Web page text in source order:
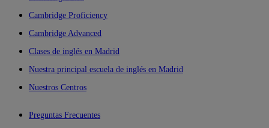
Cambridge Proficiency
Cambridge Advanced
Clases de inglés en Madrid
Nuestra principal escuela de inglés en Madrid
Nuestros Centros
Preguntas Frecuentes